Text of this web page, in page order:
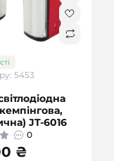
5453
JT-6016
0
₴